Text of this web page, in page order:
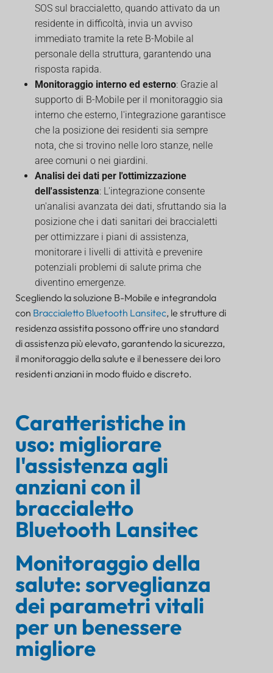
SOS sul braccialetto, quando attivato da un
residente in difficoltà, invia un avviso
immediato tramite la rete B-Mobile al
personale della struttura, garantendo una
risposta rapida.
Monitoraggio interno ed esterno: Grazie al
supporto di B-Mobile per il monitoraggio sia
interno che esterno, l'integrazione garantisce
che la posizione dei residenti sia sempre
nota, che si trovino nelle loro stanze, nelle
aree comuni o nei giardini.
Analisi dei dati per l'ottimizzazione
dell'assistenza: L'integrazione consente
un'analisi avanzata dei dati, sfruttando sia la
posizione che i dati sanitari dei braccialetti
per ottimizzare i piani di assistenza,
monitorare i livelli di attività e prevenire
potenziali problemi di salute prima che
diventino emergenze.
Scegliendo la soluzione B-Mobile e integrandola
con Braccialetto Bluetooth Lansitec, le strutture di
residenza assistita possono offrire uno standard
di assistenza più elevato, garantendo la sicurezza,
il monitoraggio della salute e il benessere dei loro
residenti anziani in modo fluido e discreto.
Caratteristiche in
uso: migliorare
l'assistenza agli
anziani con il
braccialetto
Bluetooth Lansitec
Monitoraggio della
salute: sorveglianza
dei parametri vitali
per un benessere
migliore